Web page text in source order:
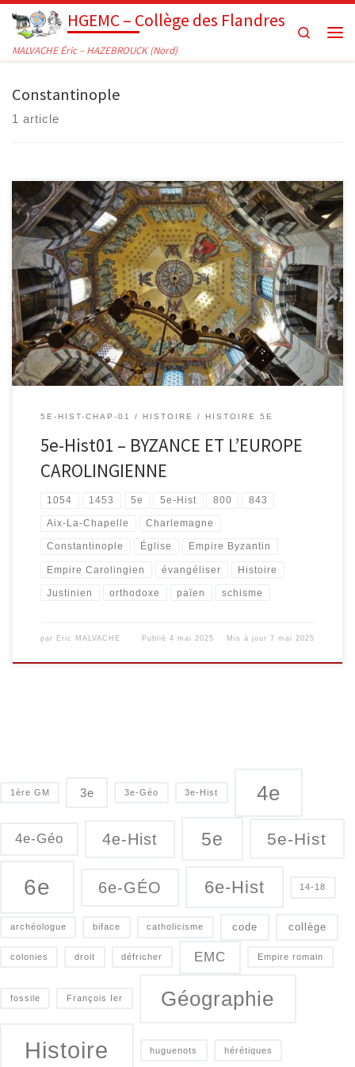
Passer au contenuHGEMC – Collège des Flandres
MALVACHE Éric – HAZEBROUCK (Nord)
Search
Constantinople
1 article
5E-HIST-CHAP-01 HISTOIRE HISTOIRE 5E
5e-Hist01 – BYZANCE ET L’EUROPE
CAROLINGIENNE
1054 1453 5e 5e-Hist 800 843
Aix-La-Chapelle Charlemagne
Constantinople Église Empire Byzantin
Empire Carolingien évangéliser Histoire
Justinien orthodoxe païen schisme
par Eric MALVACHE Publié4 mai 2025 Mis à jour7 mai 2025
1ère GM 3e 3e-Géo 3e-Hist 4e
4e-Géo 4e-Hist 5e 5e-Hist
6e 6e-GÉO 6e-Hist 14-18
archéologue biface catholicisme code collège
colonies droit défricher EMC Empire romain
fossile François Ier Géographie
Histoire huguenots hérétiques